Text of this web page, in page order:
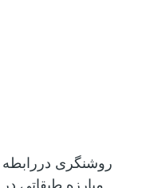
روشنگری دررابطه
مبارزه